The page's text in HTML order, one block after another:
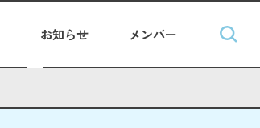
お知らせ メンバー